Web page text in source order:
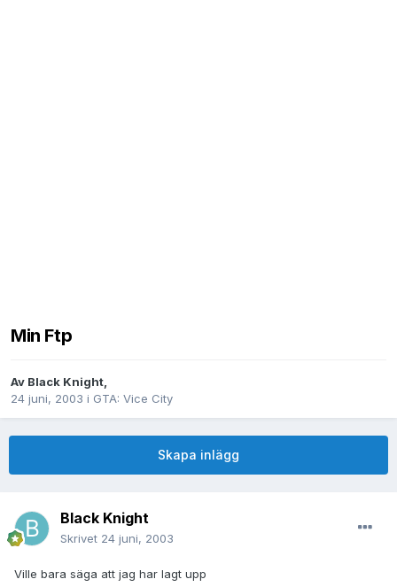
Min Ftp
Av Black Knight,
24 juni, 2003 i GTA: Vice City
Skapa inlägg
Black Knight
Skrivet 24 juni, 2003
Ville bara säga att jag har lagt upp